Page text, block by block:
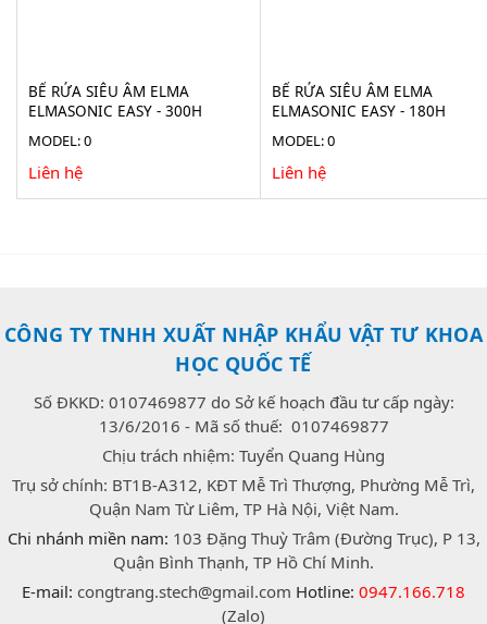
BỂ RỬA SIÊU ÂM ELMA
ELMASONIC EASY - 300H
MODEL: 0
Liên hệ
BỂ RỬA SIÊU ÂM ELMA
ELMASONIC EASY - 180H
MODEL: 0
Liên hệ
CÔNG TY TNHH XUẤT NHẬP KHẨU VẬT TƯ KHOA
HỌC QUỐC TẾ
Số ĐKKD: 0107469877 do Sở kế hoạch đầu tư cấp ngày:
13/6/2016 - Mã số thuế: 0107469877
Chịu trách nhiệm: Tuyển Quang Hùng
Trụ sở chính: BT1B-A312, KĐT Mễ Trì Thượng, Phường Mễ Trì,
Quận Nam Từ Liêm, TP Hà Nội, Việt Nam.
Chi nhánh miền nam: 103 Đặng Thuỳ Trâm (Đường Trục), P 13,
Quận Bình Thạnh, TP Hồ Chí Minh.
E-mail: congtrang.stech@gmail.com Hotline: 0947.166.718
(Zalo)